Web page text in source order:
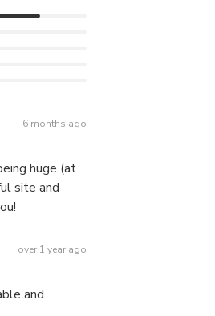
6 months ago
huge (at
site and
over 1 year ago
and